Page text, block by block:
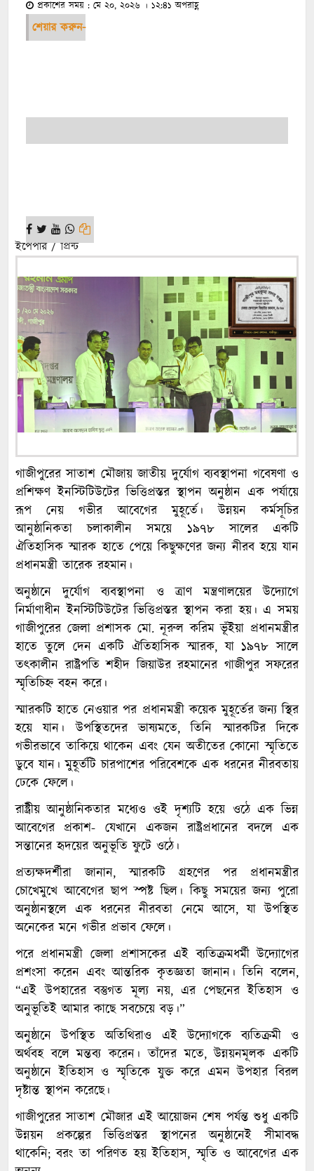
প্রকাশের সময় : মে ২০, ২০২৬ । ১২:৪১ অপরাহ্ণ
শেয়ার করুন-
ইপেপার / প্রিন্ট
গাজীপুরের সাতাশ মৌজায় জাতীয় দুর্যোগ ব্যবস্থাপনা গবেষণা ও
প্রশিক্ষণ ইনস্টিটিউটের ভিত্তিপ্রস্তর স্থাপন অনুষ্ঠান এক পর্যায়ে
রূপ নেয় গভীর আবেগের মুহূর্তে। উন্নয়ন কর্মসূচির
আনুষ্ঠানিকতা চলাকালীন সময়ে ১৯৭৮ সালের একটি
ঐতিহাসিক স্মারক হাতে পেয়ে কিছুক্ষণের জন্য নীরব হয়ে যান
প্রধানমন্ত্রী তারেক রহমান।
অনুষ্ঠানে দুর্যোগ ব্যবস্থাপনা ও ত্রাণ মন্ত্রণালয়ের উদ্যোগে
নির্মাণাধীন ইনস্টিটিউটের ভিত্তিপ্রস্তর স্থাপন করা হয়। এ সময়
গাজীপুরের জেলা প্রশাসক মো. নূরুল করিম ভূঁইয়া প্রধানমন্ত্রীর
হাতে তুলে দেন একটি ঐতিহাসিক স্মারক, যা ১৯৭৮ সালে
তৎকালীন রাষ্ট্রপতি শহীদ জিয়াউর রহমানের গাজীপুর সফরের
স্মৃতিচিহ্ন বহন করে।
স্মারকটি হাতে নেওয়ার পর প্রধানমন্ত্রী কয়েক মুহূর্তের জন্য স্থির
হয়ে যান। উপস্থিতদের ভাষ্যমতে, তিনি স্মারকটির দিকে
গভীরভাবে তাকিয়ে থাকেন এবং যেন অতীতের কোনো স্মৃতিতে
ডুবে যান। মুহূর্তটি চারপাশের পরিবেশকে এক ধরনের নীরবতায়
ঢেকে ফেলে।
রাষ্ট্রীয় আনুষ্ঠানিকতার মধ্যেও ওই দৃশ্যটি হয়ে ওঠে এক ভিন্ন
আবেগের প্রকাশ- যেখানে একজন রাষ্ট্রপ্রধানের বদলে এক
সন্তানের হৃদয়ের অনুভূতি ফুটে ওঠে।
প্রত্যক্ষদর্শীরা জানান, স্মারকটি গ্রহণের পর প্রধানমন্ত্রীর
চোখেমুখে আবেগের ছাপ স্পষ্ট ছিল। কিছু সময়ের জন্য পুরো
অনুষ্ঠানস্থলে এক ধরনের নীরবতা নেমে আসে, যা উপস্থিত
অনেকের মনে গভীর প্রভাব ফেলে।
পরে প্রধানমন্ত্রী জেলা প্রশাসকের এই ব্যতিক্রমধর্মী উদ্যোগের
প্রশংসা করেন এবং আন্তরিক কৃতজ্ঞতা জানান। তিনি বলেন,
“এই উপহারের বস্তুগত মূল্য নয়, এর পেছনের ইতিহাস ও
অনুভূতিই আমার কাছে সবচেয়ে বড়।”
অনুষ্ঠানে উপস্থিত অতিথিরাও এই উদ্যোগকে ব্যতিক্রমী ও
অর্থবহ বলে মন্তব্য করেন। তাঁদের মতে, উন্নয়নমূলক একটি
অনুষ্ঠানে ইতিহাস ও স্মৃতিকে যুক্ত করে এমন উপহার বিরল
দৃষ্টান্ত স্থাপন করেছে।
গাজীপুরের সাতাশ মৌজার এই আয়োজন শেষ পর্যন্ত শুধু একটি
উন্নয়ন প্রকল্পের ভিত্তিপ্রস্তর স্থাপনের অনুষ্ঠানেই সীমাবদ্ধ
থাকেনি; বরং তা পরিণত হয় ইতিহাস, স্মৃতি ও আবেগের এক